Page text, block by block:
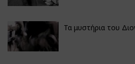
Τα μυστήρια του